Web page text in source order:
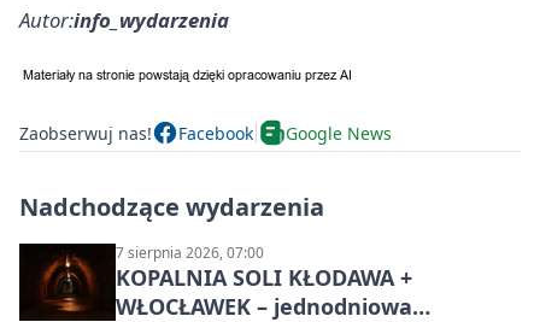
Autor:info_wydarzenia
Zaobserwuj nas! Facebook Google News
Nadchodzące wydarzenia
7 sierpnia 2026, 07:00
KOPALNIA SOLI KŁODAWA +
WŁOCŁAWEK – jednodniowa